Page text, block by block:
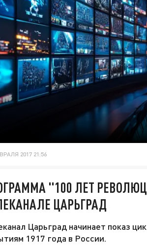
2017 21:56
"100 ЛЕТ
ЦАРЬГРАД
Царьград начинает показ
1917 года в России.